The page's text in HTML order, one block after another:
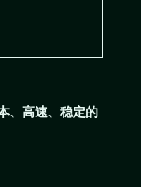
、高速、稳定的